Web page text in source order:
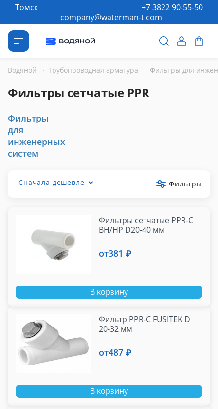
Томск
company@waterman-t.com
+7 3822 90-55-50
Водяной · Трубопроводная арматура · Фильтры для
Фильтры сетчатые PPR
Фильтры
для
инженерных
систем
Сначала дешевле Фильтры
Фильтры сетчатые PPR-C
BH/HP D20-40 мм
от381 ₽
В корзину
Фильтр PPR-C FUSITEK D
20-32 мм
от487 ₽
В корзину